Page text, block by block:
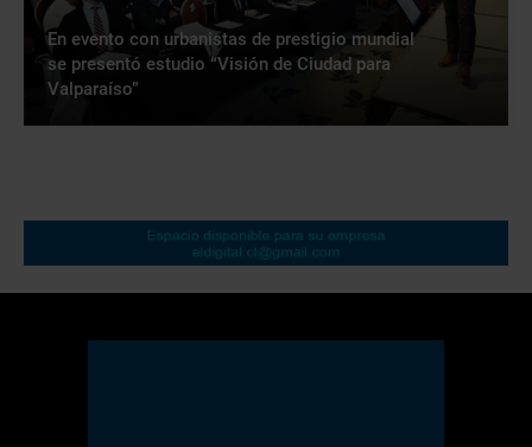
En evento con urbanistas de prestigio mundial
se presentó estudio “Visión de Ciudad para
Valparaíso”